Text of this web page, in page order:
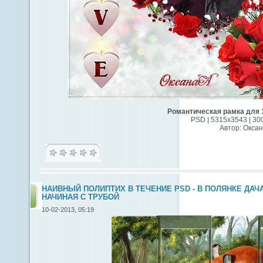
Романтическая рамка
PSD | 5315x3543 |
Автор:
НАИВНЫЙ ПОЛИПТИХ В ТЕЧЕНИЕ PSD - В ПОЛЯНКЕ
НАЧИНАЯ С ТРУБОЙ
10-02-2013, 05:19